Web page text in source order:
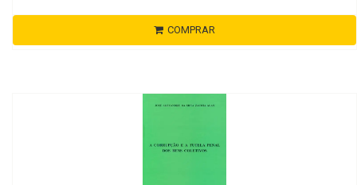
COMPRAR